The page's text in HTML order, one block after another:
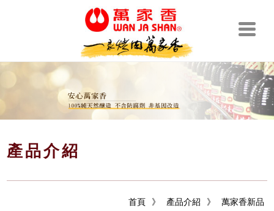
產品介紹
萬家香新品
》
產品介紹
》
首頁